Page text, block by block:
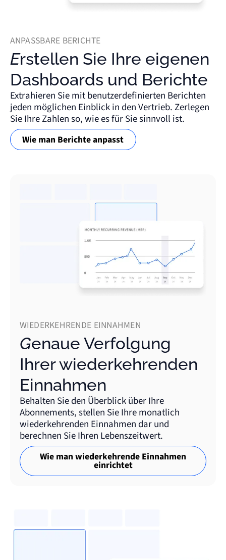
ANPASSBARE BERICHTE
Erstellen Sie Ihre eigenen
Dashboards und Berichte
Extrahieren Sie mit benutzerdefinierten Berichten
jeden möglichen Einblick in den Vertrieb. Zerlegen
Sie Ihre Zahlen so, wie es für Sie sinnvoll ist.
Wie man Berichte anpasst
WIEDERKEHRENDE EINNAHMEN
Genaue Verfolgung
Ihrer wiederkehrenden
Einnahmen
Behalten Sie den Überblick über Ihre
Abonnements, stellen Sie Ihre monatlich
wiederkehrenden Einnahmen dar und
berechnen Sie Ihren Lebenszeitwert.
Wie man wiederkehrende Einnahmen
einrichtet